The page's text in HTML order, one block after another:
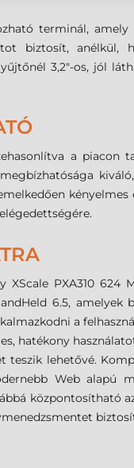
terminál,
biztosít,
3,2"-os, jól
a piacon
PXA310 624
6.5,
a
hatékony
teszik lehetővé.
Web alapú
központosítható